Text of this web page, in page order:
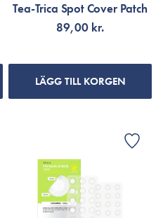
Tea-Trica Spot Cover Patch
89,00 kr.
LÄGG TILL KORGEN